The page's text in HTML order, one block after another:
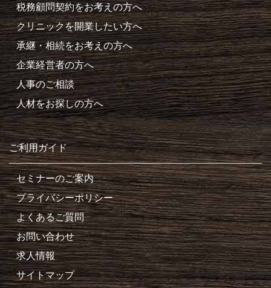
税務顧問契約をお考えの方へ
クリニックを開業したい方へ
承継・相続をお考えの方へ
企業経営者の方へ
人事のご相談
人材をお探しの方へ
ご利用ガイド
セミナーのご案内
プライバシーポリシー
よくあるご質問
お問い合わせ
求人情報
サイトマップ